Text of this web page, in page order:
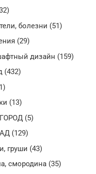
болезни (51)
(29)
дизайн (159)
(432)
(13)
(5)
(129)
груши (43)
смородина (35)